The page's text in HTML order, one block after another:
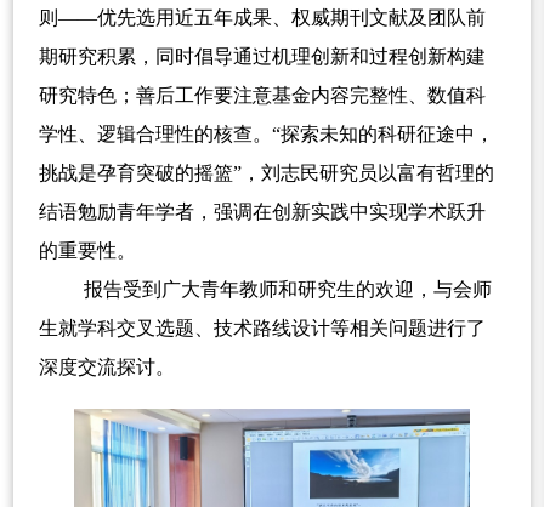
则——优先选用近五年成果、权威期刊文献及团队前
期研究积累，同时倡导通过机理创新和过程创新构建
研究特色；善后工作要注意基金内容完整性、数值科
学性、逻辑合理性的核查。“探索未知的科研征途中，
挑战是孕育突破的摇篮”，刘志民研究员以富有哲理的
结语勉励青年学者，强调在创新实践中实现学术跃升
的重要性。
报告受到广大青年教师和研究生的欢迎，与会师
生就学科交叉选题、技术路线设计等相关问题进行了
深度交流探讨。